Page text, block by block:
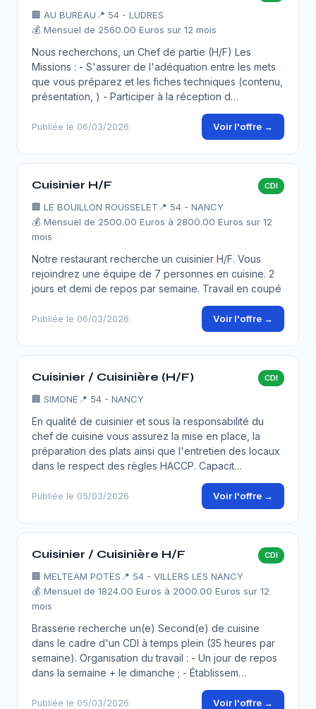
🏢 AU BUREAU 📍 54 - LUDRES
💰 Mensuel de 2560.00 Euros sur 12 mois
Nous recherchons, un Chef de partie (H/F) Les
Missions : - S'assurer de l'adéquation entre les mets
que vous préparez et les fiches techniques (contenu,
présentation, ) - Participer à la réception d…
Publiée le 06/03/2026 Voir l'offre →
Cuisinier H/F CDI
🏢 LE BOUILLON ROUSSELET 📍 54 - NANCY
💰 Mensuel de 2500.00 Euros à 2800.00 Euros sur 12
mois
Notre restaurant recherche un cuisinier H/F. Vous
rejoindrez une équipe de 7 personnes en cuisine. 2
jours et demi de repos par semaine. Travail en coupé
Publiée le 06/03/2026 Voir l'offre →
Cuisinier / Cuisinière (H/F) CDI
🏢 SIMONE 📍 54 - NANCY
En qualité de cuisinier et sous la responsabilité du
chef de cuisine vous assurez la mise en place, la
préparation des plats ainsi que l'entretien des locaux
dans le respect des règles HACCP. Capacit…
Publiée le 05/03/2026 Voir l'offre →
Cuisinier / Cuisinière H/F CDI
🏢 MELTEAM POTES 📍 54 - VILLERS LES NANCY
💰 Mensuel de 1824.00 Euros à 2000.00 Euros sur 12
mois
Brasserie recherche un(e) Second(e) de cuisine
dans le cadre d'un CDI à temps plein (35 heures par
semaine). Organisation du travail : - Un jour de repos
dans la semaine + le dimanche ; - Établissem…
Publiée le 05/03/2026 Voir l'offre →